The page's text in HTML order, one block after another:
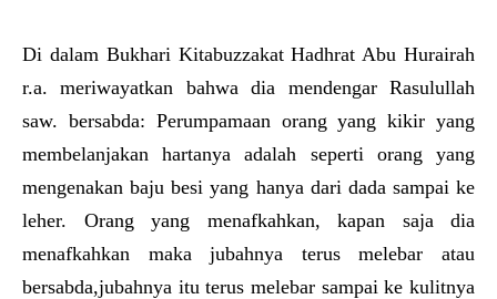
Di dalam Bukhari Kitabuzzakat Hadhrat Abu Hurairah
r.a. meriwayatkan bahwa dia mendengar Rasulullah
saw. bersabda: Perumpamaan orang yang kikir yang
membelanjakan hartanya adalah seperti orang yang
mengenakan baju besi yang hanya dari dada sampai ke
leher. Orang yang menafkahkan, kapan saja dia
menafkahkan maka jubahnya terus melebar atau
bersabda,jubahnya itu terus melebar sampai ke kulitnya